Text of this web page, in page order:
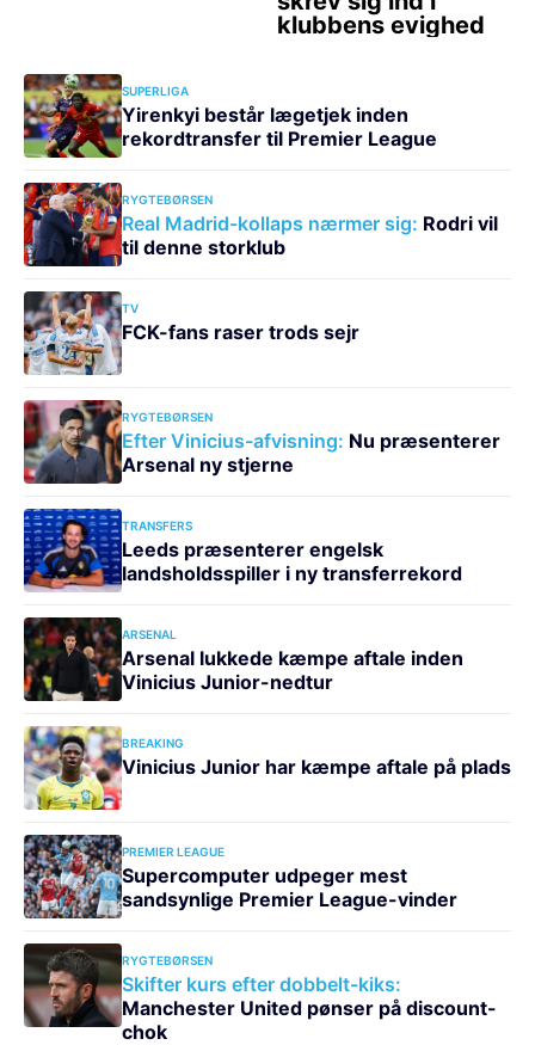
SUPERLIGA
Yirenkyi består lægetjek inden
rekordtransfer til Premier League
RYGTEBØRSEN
Real Madrid-kollaps nærmer sig: Rodri vil
til denne storklub
TV
FCK-fans raser trods sejr
RYGTEBØRSEN
Efter Vinicius-afvisning: Nu præsenterer
Arsenal ny stjerne
TRANSFERS
Leeds præsenterer engelsk
landsholdsspiller i ny transferrekord
ARSENAL
Arsenal lukkede kæmpe aftale inden
Vinicius Junior-nedtur
BREAKING
Vinicius Junior har kæmpe aftale på plads
PREMIER LEAGUE
Supercomputer udpeger mest
sandsynlige Premier League-vinder
RYGTEBØRSEN
Skifter kurs efter dobbelt-kiks:
Manchester United pønser på discount-
chok